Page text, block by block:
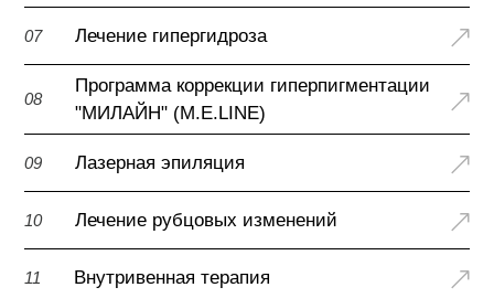
07 Лечение гипергидроза
08
Программа коррекции гиперпигментации
"МИЛАЙН" (M.E.LINE)
09 Лазерная эпиляция
10 Лечение рубцовых изменений
11 Внутривенная терапия